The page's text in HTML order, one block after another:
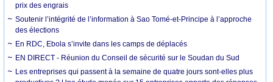
prix des engrais
Soutenir l’intégrité de l’information à Sao Tomé-et-Principe à l’approche
des élections
En RDC, Ebola s’invite dans les camps de déplacés
EN DIRECT - Réunion du Conseil de sécurité sur le Soudan du Sud
Les entreprises qui passent à la semaine de quatre jours sont-elles plus